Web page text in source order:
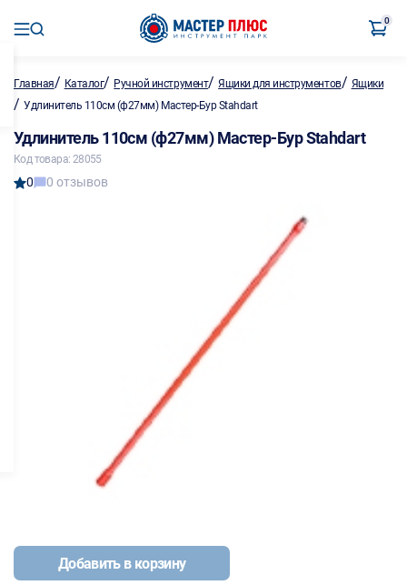
0
Главная/ Каталог/ Ручной инструмент/Ящики для инструментов/ Ящики
/ Удлинитель 110см (ф27мм) Мастер-Бур Stahdart
Удлинитель 110см (ф27мм) Мастер-Бур Stahdart
Код товара: 28055
0 0 отзывов
Добавить в корзину